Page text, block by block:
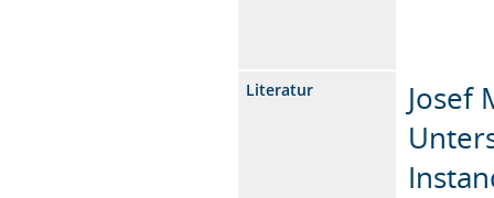
Literatur
Josef